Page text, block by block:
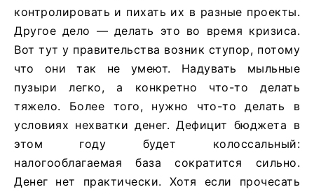
контролировать и пихать их в разные проекты.
Другое дело — делать это во время кризиса.
Вот тут у правительства возник ступор, потому
что они так не умеют. Надувать мыльные
пузыри легко, а конкретно что-то делать
тяжело. Более того, нужно что-то делать в
условиях нехватки денег. Дефицит бюджета в
этом году будет колоссальный:
налогооблагаемая база сократится сильно.
Денег нет практически. Хотя если прочесать